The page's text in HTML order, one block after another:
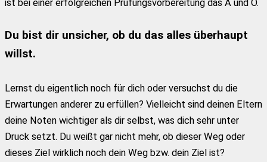
ist bei einer erfolgreichen Prüfungsvorbereitung das A und O.
Du bist dir unsicher, ob du das alles überhaupt
willst.
Lernst du eigentlich noch für dich oder versuchst du die
Erwartungen anderer zu erfüllen? Vielleicht sind deinen Eltern
deine Noten wichtiger als dir selbst, was dich sehr unter
Druck setzt. Du weißt gar nicht mehr, ob dieser Weg oder
dieses Ziel wirklich noch dein Weg bzw. dein Ziel ist?